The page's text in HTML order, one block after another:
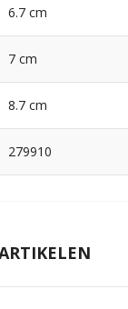
6.7 cm
7 cm
8.7 cm
279910